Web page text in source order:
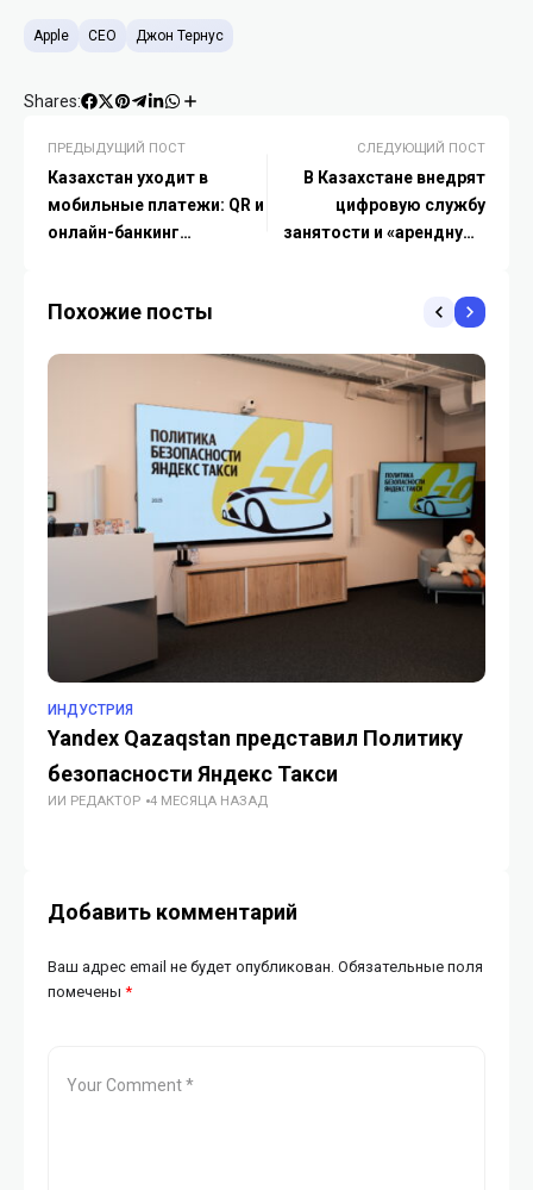
Apple CEO Джон Тернус
Shares:
ПРЕДЫДУЩИЙ ПОСТ
Казахстан уходит в
мобильные платежи: QR и
онлайн-банкинг
СЛЕДУЮЩИЙ ПОСТ
В Казахстане внедрят
цифровую службу
занятости и «арендную»
Похожие посты
ИНДУСТРИЯ
Yandex Qazaqstan представил Политику
безопасности Яндекс Такси
ИИ РЕДАКТОР 4 МЕСЯЦА НАЗАД
Добавить комментарий
Ваш адрес email не будет опубликован. Обязательные поля
помечены *